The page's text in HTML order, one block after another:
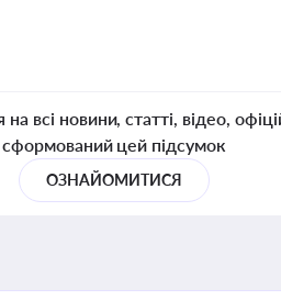
всі новини, статті, відео,
сформований цей підсумок
ОЗНАЙОМИТИСЯ